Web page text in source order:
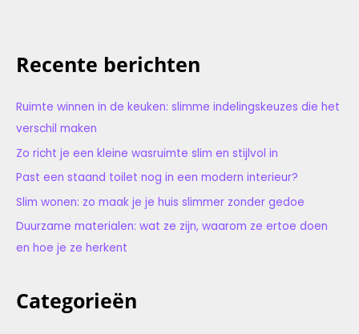
Recente berichten
Ruimte winnen in de keuken: slimme indelingskeuzes die het
verschil maken
Zo richt je een kleine wasruimte slim en stijlvol in
Past een staand toilet nog in een modern interieur?
Slim wonen: zo maak je je huis slimmer zonder gedoe
Duurzame materialen: wat ze zijn, waarom ze ertoe doen
en hoe je ze herkent
Categorieën